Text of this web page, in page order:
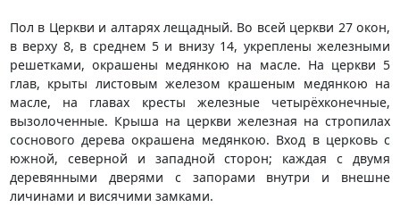
Пол в Церкви и алтарях лещадный. Во всей церкви 27 окон,
в верху 8, в среднем 5 и внизу 14, укреплены железными
решетками, окрашены медянкою на масле. На церкви 5
глав, крыты листовым железом крашеным медянкою на
масле, на главах кресты железные четырёхконечные,
вызолоченные. Крыша на церкви железная на стропилах
соснового дерева окрашена медянкою. Вход в церковь с
южной, северной и западной сторон; каждая с двумя
деревянными дверями с запорами внутри и внешне
личинами и висячими замками.